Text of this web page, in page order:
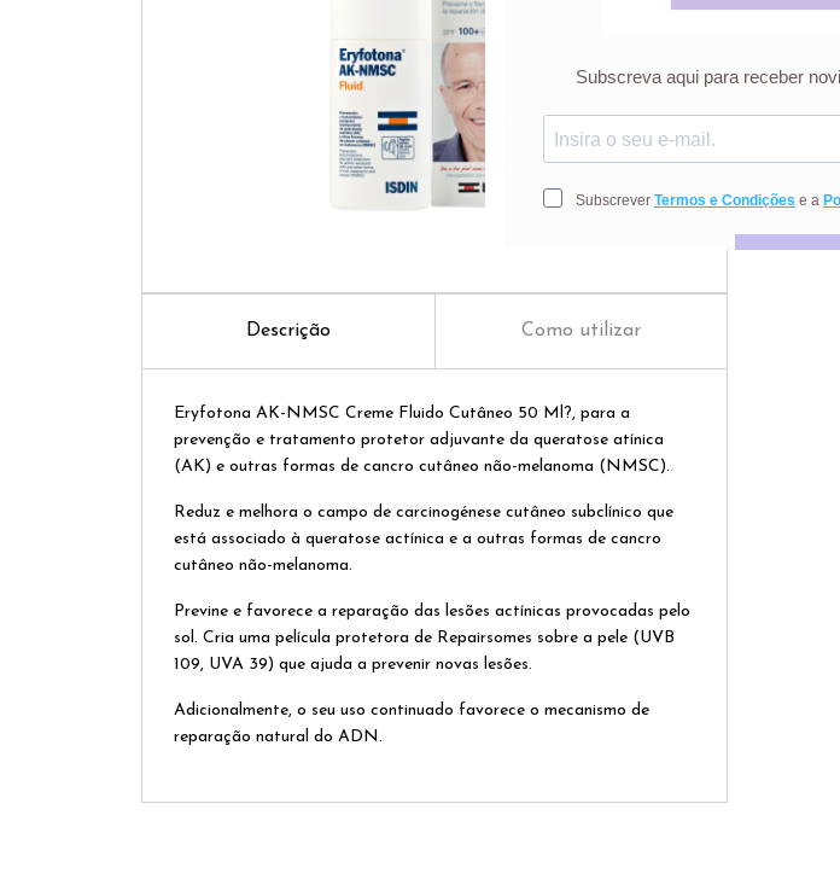
Descrição Como utilizar
Eryfotona AK-NMSC Creme Fluido Cutâneo 50 Ml?, para a
prevenção e tratamento protetor adjuvante da queratose atínica
(AK) e outras formas de cancro cutâneo não-melanoma (NMSC).
Reduz e melhora o campo de carcinogénese cutâneo subclínico que
está associado à queratose actínica e a outras formas de cancro
cutâneo não-melanoma.
Previne e favorece a reparação das lesões actínicas provocadas pelo
sol. Cria uma película protetora de Repairsomes sobre a pele (UVB
109, UVA 39) que ajuda a prevenir novas lesões.
Adicionalmente, o seu uso continuado favorece o mecanismo de
reparação natural do ADN.